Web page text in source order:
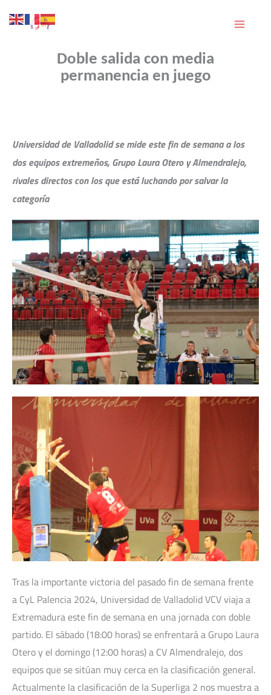
Ir
al
Doble salida con media
permanencia en juego
Universidad de Valladolid se mide este fin de semana a los
dos equipos extremeños, Grupo Laura Otero y Almendralejo,
rivales directos con los que está luchando por salvar la
categoría
Tras la importante victoria del pasado fin de semana frente
a CyL Palencia 2024, Universidad de Valladolid VCV viaja a
Extremadura este fin de semana en una jornada con doble
partido. El sábado (18:00 horas) se enfrentará a Grupo Laura
Otero y el domingo (12:00 horas) a CV Almendralejo, dos
equipos que se sitúan muy cerca en la clasificación general.
Actualmente la clasificación de la Superliga 2 nos muestra a